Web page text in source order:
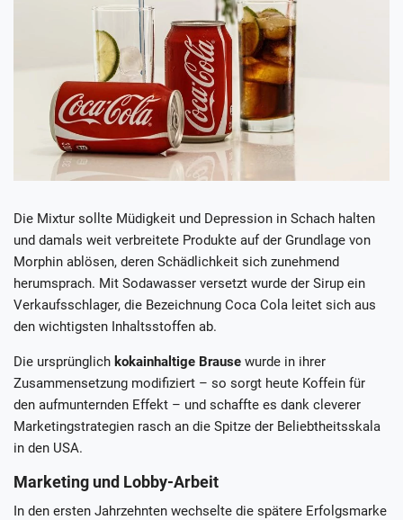
Die Mixtur sollte Müdigkeit und Depression in Schach halten
und damals weit verbreitete Produkte auf der Grundlage von
Morphin ablösen, deren Schädlichkeit sich zunehmend
herumsprach. Mit Sodawasser versetzt wurde der Sirup ein
Verkaufsschlager, die Bezeichnung Coca Cola leitet sich aus
den wichtigsten Inhaltsstoffen ab.
Die ursprünglich kokainhaltige Brause wurde in ihrer
Zusammensetzung modifiziert – so sorgt heute Koffein für
den aufmunternden Effekt – und schaffte es dank cleverer
Marketingstrategien rasch an die Spitze der Beliebtheitsskala
in den USA.
Marketing und Lobby-Arbeit
In den ersten Jahrzehnten wechselte die spätere Erfolgsmarke